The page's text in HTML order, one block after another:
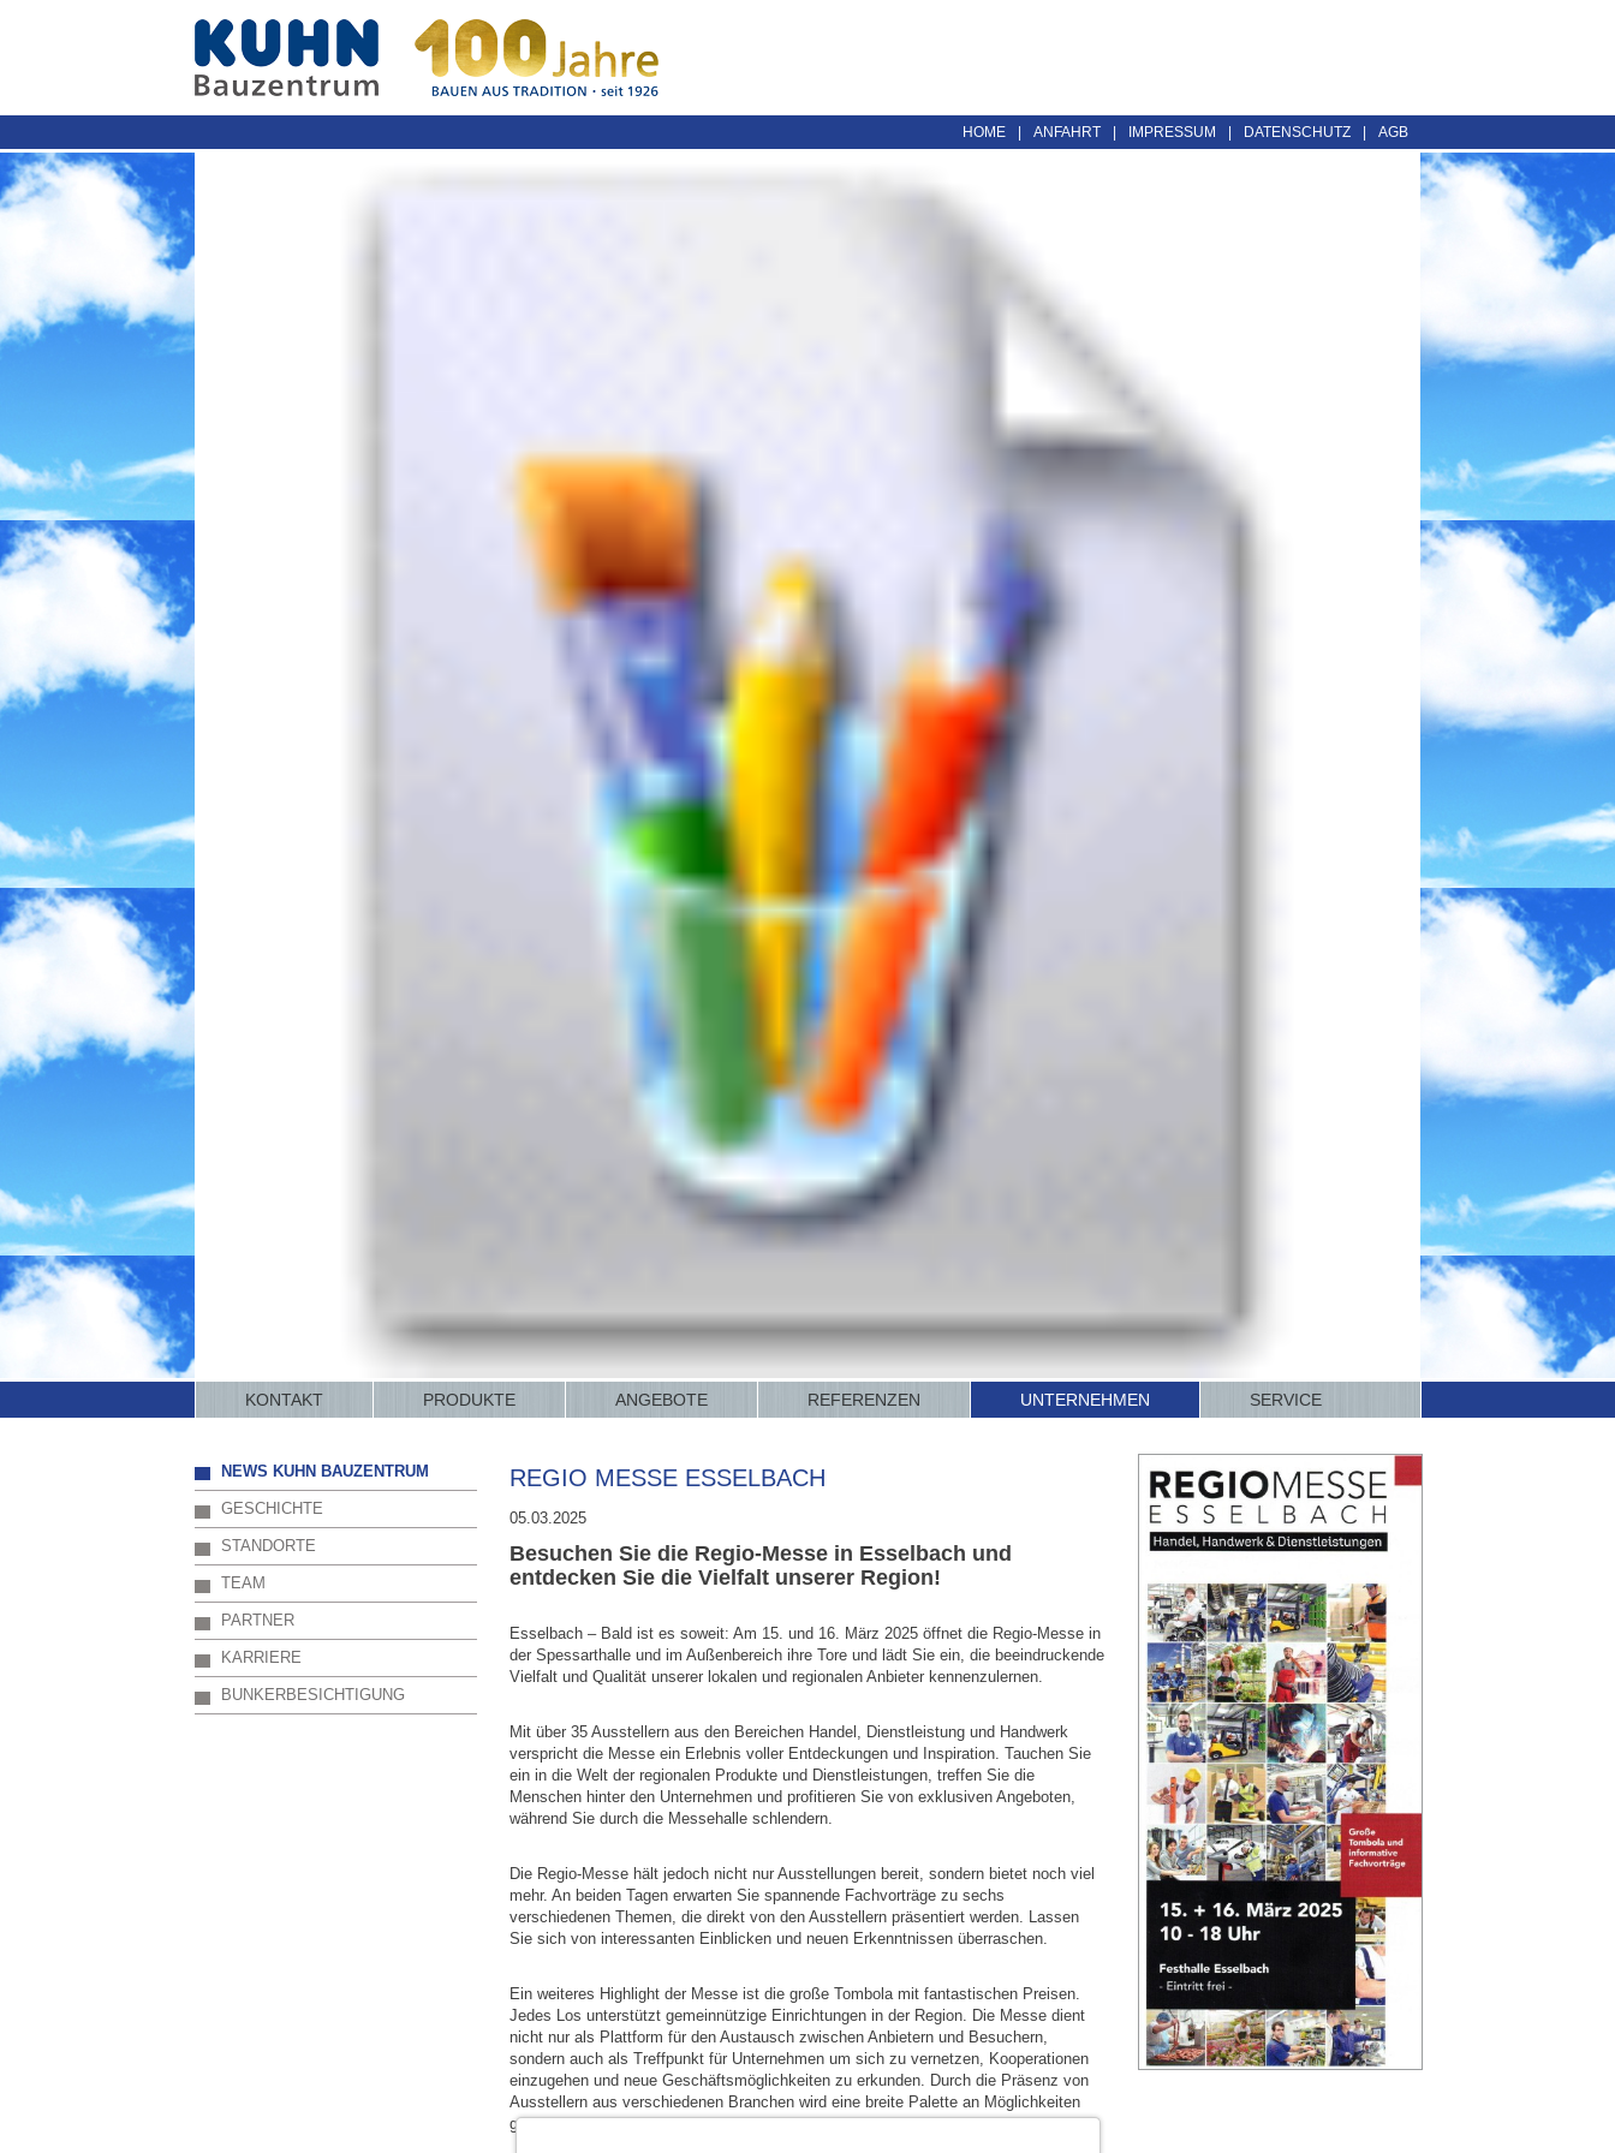
HOME ANFAHRT IMPRESSUM DATENSCHUTZ AGB
KONTAKT PRODUKTE ANGEBOTE REFERENZEN UNTERNEHMEN SERVICE
NEWS KUHN BAUZENTRUM
GESCHICHTE
STANDORTE
TEAM
PARTNER
KARRIERE
BUNKERBESICHTIGUNG
REGIO MESSE ESSELBACH
05.03.2025
Besuchen Sie die Regio-Messe in Esselbach und
entdecken Sie die Vielfalt unserer Region!
Esselbach – Bald ist es soweit: Am 15. und 16. März 2025 öffnet die Regio-Messe in
der Spessarthalle und im Außenbereich ihre Tore und lädt Sie ein, die beeindruckende
Vielfalt und Qualität unserer lokalen und regionalen Anbieter kennenzulernen.
Mit über 35 Ausstellern aus den Bereichen Handel, Dienstleistung und Handwerk
verspricht die Messe ein Erlebnis voller Entdeckungen und Inspiration. Tauchen Sie
ein in die Welt der regionalen Produkte und Dienstleistungen, treffen Sie die
Menschen hinter den Unternehmen und profitieren Sie von exklusiven Angeboten,
während Sie durch die Messehalle schlendern.
Die Regio-Messe hält jedoch nicht nur Ausstellungen bereit, sondern bietet noch viel
mehr. An beiden Tagen erwarten Sie spannende Fachvorträge zu sechs
verschiedenen Themen, die direkt von den Ausstellern präsentiert werden. Lassen
Sie sich von interessanten Einblicken und neuen Erkenntnissen überraschen.
Ein weiteres Highlight der Messe ist die große Tombola mit fantastischen Preisen.
Jedes Los unterstützt gemeinnützige Einrichtungen in der Region. Die Messe dient
nicht nur als Plattform für den Austausch zwischen Anbietern und Besuchern,
sondern auch als Treffpunkt für Unternehmen um sich zu vernetzen, Kooperationen
einzugehen und neue Geschäftsmöglichkeiten zu erkunden. Durch die Präsenz von
Ausstellern aus verschiedenen Branchen wird eine breite Palette an Möglichkeiten
geschaffen, die lokale Wirtschaft zu stärken und zu fördern.